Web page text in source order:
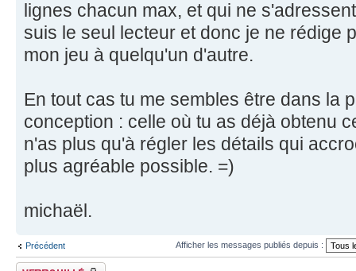
lignes chacun max, et qui ne
suis le seul lecteur et donc je ne rédige
mon jeu à quelqu'un d'autre.
En tout cas tu me sembles être dans la
conception : celle où tu as déjà obtenu
n'as plus qu'à régler les détails qui
plus agréable possible. =)
michaël.
Précédent Afficher les messages publiés depuis :
Fil verrouillé